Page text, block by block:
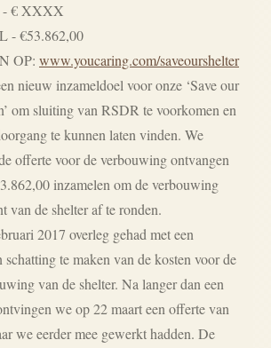
€ XXXX
- €53.862,00
OP: www.youcaring.com/saveourshelter
nieuw inzameldoel voor onze ‘Save our
om sluiting van RSDR te voorkomen en
te kunnen laten vinden. We
offerte voor de verbouwing ontvangen
inzamelen om de verbouwing
van de shelter af te ronden.
2017 overleg gehad met een
schatting te maken van de kosten voor de
van de shelter. Na langer dan een
we op 22 maart een offerte van
we eerder mee gewerkt hadden. De